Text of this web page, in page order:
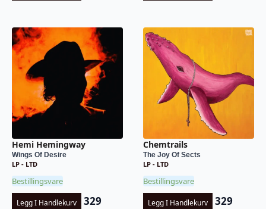
Hemi Hemingway
Wings Of Desire
LP - LTD
Bestillingsvare
Legg I Handlekurv 329
Chemtrails
The Joy Of Sects
LP - LTD
Bestillingsvare
Legg I Handlekurv 329